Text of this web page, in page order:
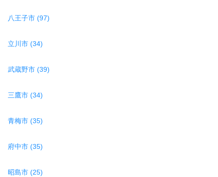
八王子市 (97)
立川市 (34)
武蔵野市 (39)
三鷹市 (34)
青梅市 (35)
府中市 (35)
昭島市 (25)